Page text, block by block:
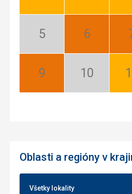
Máj:
Jún:
September:
Október:
Oblasti a regióny v
Všetky lokality